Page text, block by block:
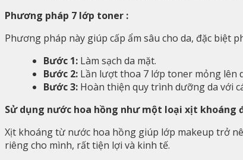
Phương pháp 7 lớp toner :
Phương pháp này giúp cấp ẩm sâu cho da, đặc biệt
Bước 1: Làm sạch da mặt.
Bước 2: Lần lượt thoa 7 lớp toner mỏng lên
Bước 3: Hoàn thiện quy trình dưỡng da với
Sử dụng nước hoa hồng như một loại xịt khoáng
Xịt khoáng từ nước hoa hồng giúp lớp makeup trở
riêng cho mình, rất tiện lợi và kinh tế.